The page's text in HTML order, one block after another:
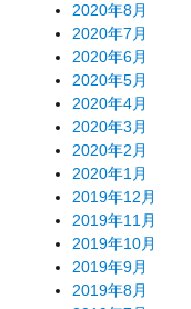
2020年8月
2020年7月
2020年6月
2020年5月
2020年4月
2020年3月
2020年2月
2020年1月
2019年12月
2019年11月
2019年10月
2019年9月
2019年8月